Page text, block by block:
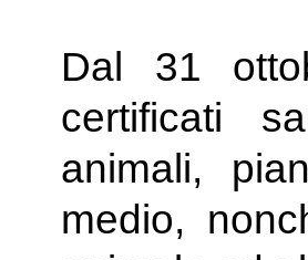
Dal 31
certificati
animali,
medio,